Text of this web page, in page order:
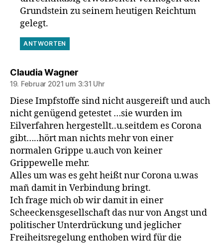
Grundstein zu seinem heutigen Reichtum
gelegt.
ANTWORTEN
Claudia Wagnersagt:
19. Februar 2021 um 3:31 Uhr
Diese Impfstoffe sind nicht ausgereift und auch
nicht genügend getestet …sie wurden im
Eilverfahren hergestellt..u.seitdem es Corona
gibt…..hört man nichts mehr von einer
normalen Grippe u.auch von keiner
Grippewelle mehr.
Alles um was es geht heißt nur Corona u.was
mañ damit in Verbindung bringt.
Ich frage mich ob wir damit in einer
Scheeckensgesellschaft das nur von Angst und
politischer Unterdrückung und jeglicher
Freiheitsregelung enthoben wird für die